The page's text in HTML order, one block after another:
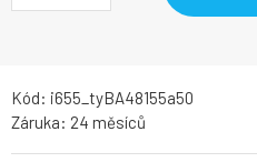
Kód: i655_tyBA48155a50
Záruka: 24 měsíců